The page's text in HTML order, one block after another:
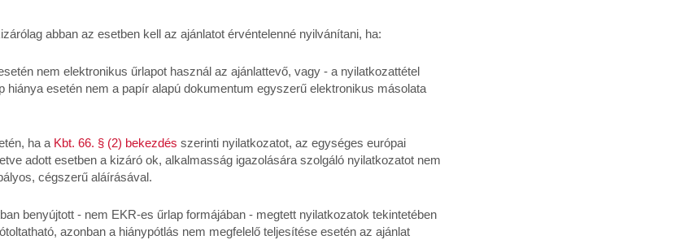
abban az esetben kell az ajánlatot érvéntelenné nyilvánítani, ha:
nem elektronikus űrlapot használ az ajánlattevő, vagy - a nyilatkozattétel
hiánya esetén nem a papír alapú dokumentum egyszerű elektronikus másolata
ha a Kbt. 66. § (2) bekezdés szerinti nyilatkozatot, az egységes európai
adott esetben a kizáró ok, alkalmasság igazolására szolgáló nyilatkozatot nem
cégszerű aláírásával.
benyújtott - nem EKR-es űrlap formájában - megtett nyilatkozatok tekintetében
azonban a hiánypótlás nem megfelelő teljesítése esetén az ajánlat